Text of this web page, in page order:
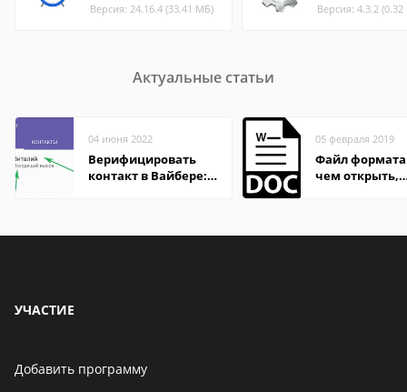
Версия: 24.16.4 (33.41 МБ) Версия: 4.3.2
Актуальные статьи
04 июня 2022
Верифицировать
контакт в Вайбере:
05 февраля 2019
Файл формата
чем открыть,
УЧАСТИЕ
Добавить программу